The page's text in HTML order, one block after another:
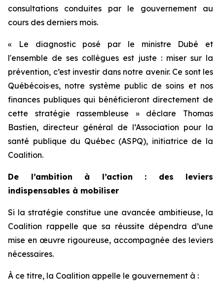
consultations conduites par le gouvernement au
cours des derniers mois.
« Le diagnostic posé par le ministre Dubé et
l'ensemble de ses collègues est juste : miser sur la
prévention, c’est investir dans notre avenir. Ce sont les
Québécois·es, notre système public de soins et nos
finances publiques qui bénéficieront directement de
cette stratégie rassembleuse » déclare Thomas
Bastien, directeur général de l’Association pour la
santé publique du Québec (ASPQ), initiatrice de la
Coalition.
De l’ambition à l’action : des leviers
indispensables à mobiliser
Si la stratégie constitue une avancée ambitieuse, la
Coalition rappelle que sa réussite dépendra d’une
mise en œuvre rigoureuse, accompagnée des leviers
nécessaires.
À ce titre, la Coalition appelle le gouvernement à :